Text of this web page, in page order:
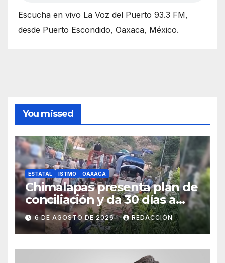
Escucha en vivo La Voz del Puerto 93.3 FM,
desde Puerto Escondido, Oaxaca, México.
You missed
ESTATAL ISTMO OAXACA
Chimalapas presenta plan de
conciliación y da 30 días a
ejidos chiapanecos para
definir situación territorial
6 DE AGOSTO DE 2026 REDACCIÓN